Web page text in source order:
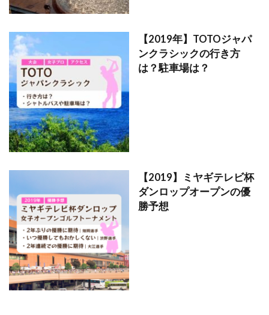
【2019年】TOTOジャパ
ンクラシックの行き方
は？駐車場は？
【2019】ミヤギテレビ杯
ダンロップオープンの優
勝予想